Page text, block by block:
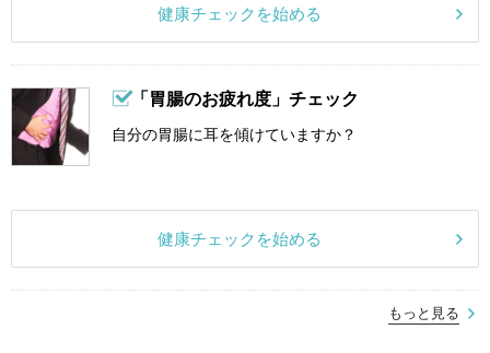
健康チェックを始める
「胃腸のお疲れ度」チェック
自分の胃腸に耳を傾けていますか？
健康チェックを始める
もっと見る